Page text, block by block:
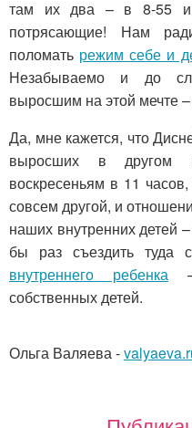
там их два – в 8-55
потрясающие! Нам
поломать режим себе и
Незабываемо и до
выросшим на этой мечте
Да, мне кажется, что
выросших в другом
воскресеньям в 11
совсем другой, и
наших внутренних детей
бы раз съездить туда
внутреннего ребенка–
собственных детей.
Ольга Валяева-